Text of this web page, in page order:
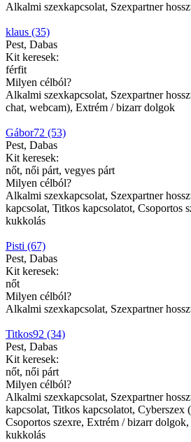
Alkalmi szexkapcsolat, Szexpartner
klaus (35)
Pest, Dabas
Kit keresek:
férfit
Milyen célból?
Alkalmi szexkapcsolat, Szexpartner
chat, webcam), Extrém / bizarr dolgok
Gábor72 (53)
Pest, Dabas
Kit keresek:
nőt, női párt, vegyes párt
Milyen célból?
Alkalmi szexkapcsolat, Szexpartner
kapcsolat, Titkos kapcsolatot, Csoportos
kukkolás
Pisti (67)
Pest, Dabas
Kit keresek:
nőt
Milyen célból?
Alkalmi szexkapcsolat, Szexpartner
Titkos92 (34)
Pest, Dabas
Kit keresek:
nőt, női párt
Milyen célból?
Alkalmi szexkapcsolat, Szexpartner
kapcsolat, Titkos kapcsolatot, Cyberszex
Csoportos szexre, Extrém / bizarr
kukkolás